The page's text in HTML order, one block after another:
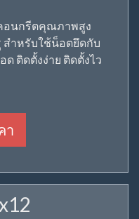
อนกรีตคุณภาพสูง
สำหรับใช้น็อตยึดกับ
ติดตั้งง่าย ติดตั้งไว
า